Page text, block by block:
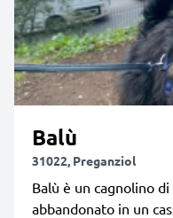
Balù
31022, Preganziol
Balù è un cagnolino
abbandonato in un